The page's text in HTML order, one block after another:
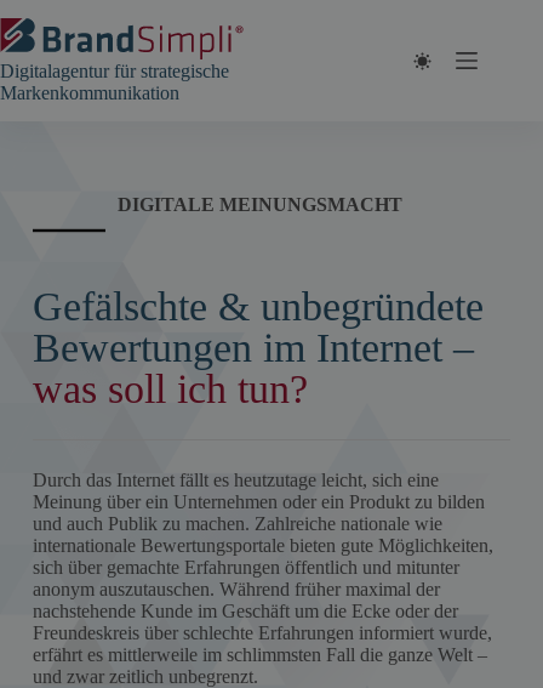
Inhalt
springen
Digitalagentur für strategische
Markenkommunikation
DIGITALE MEINUNGSMACHT
Gefälschte & unbegründete
Bewertungen im Internet –
was soll ich tun?
Durch das Internet fällt es heutzutage leicht, sich eine
Meinung über ein Unternehmen oder ein Produkt zu bilden
und auch Publik zu machen. Zahlreiche nationale wie
internationale Bewertungsportale bieten gute Möglichkeiten,
sich über gemachte Erfahrungen öffentlich und mitunter
anonym auszutauschen. Während früher maximal der
nachstehende Kunde im Geschäft um die Ecke oder der
Freundeskreis über schlechte Erfahrungen informiert wurde,
erfährt es mittlerweile im schlimmsten Fall die ganze Welt –
und zwar zeitlich unbegrenzt.